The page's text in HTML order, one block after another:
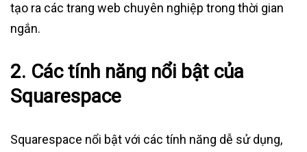
tạo ra các trang web chuyên nghiệp trong thời gian
ngắn.
2. Các tính năng nổi bật của
Squarespace
Squarespace nổi bật với các tính năng dễ sử dụng,